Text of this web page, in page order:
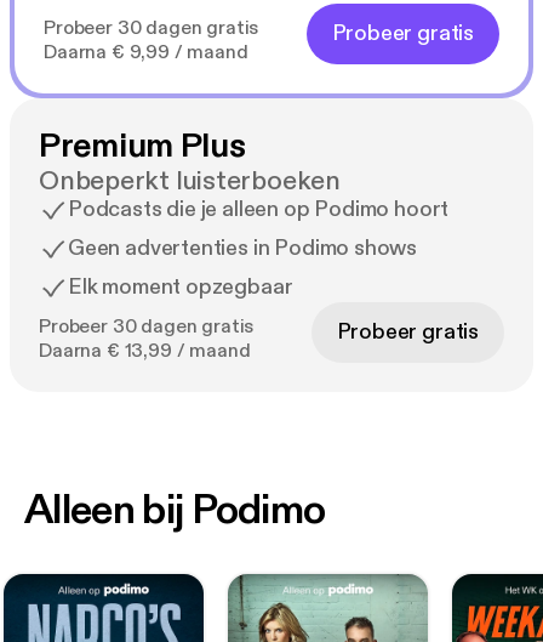
Probeer 30 dagen gratis
Daarna € 9,99 / maand
Probeer gratis
Premium Plus
Onbeperkt luisterboeken
Podcasts die je alleen op Podimo hoort
Geen advertenties in Podimo shows
Elk moment opzegbaar
Probeer 30 dagen gratis
Daarna € 13,99 / maand
Probeer gratis
Alleen bij Podimo